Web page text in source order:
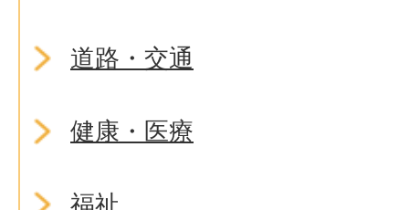
道路・交通
健康・医療
福祉